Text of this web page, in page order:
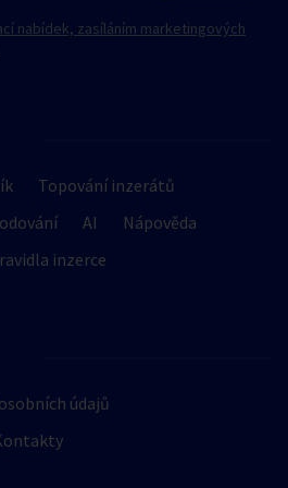
Topování inzerátů
AI
Nápověda
inzerce
údajů
nabídek, zasíláním marketingových